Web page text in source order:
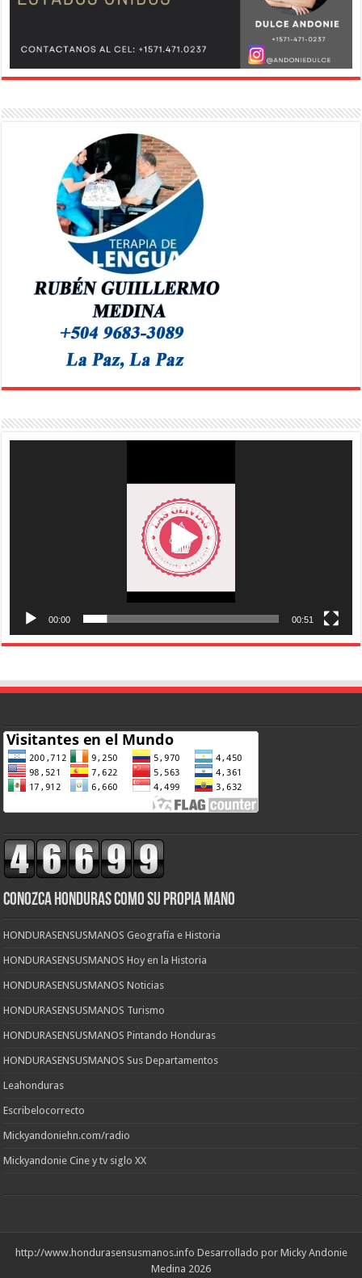
00:00 00:51
CONOZCA HONDURAS COMO SU PROPIA MANO
HONDURASENSUSMANOS Geografía e Historia
HONDURASENSUSMANOS Hoy en la Historia
HONDURASENSUSMANOS Noticias
HONDURASENSUSMANOS Turismo
HONDURASENSUSMANOS Pintando Honduras
HONDURASENSUSMANOS Sus Departamentos
Leahonduras
Escribelocorrecto
Mickyandoniehn.com/radio
Mickyandonie Cine y tv siglo XX
http://www.hondurasensusmanos.info Desarrollado por Micky Andonie
Medina 2026